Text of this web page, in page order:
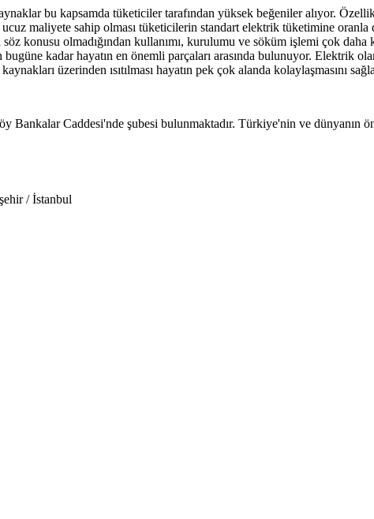
bu kapsamda tüketiciler tarafından yüksek beğeniler alıyor.
maliyete sahip olması tüketicilerin standart elektrik tüketimine oranla
konusu olmadığından kullanımı, kurulumu ve söküm işlemi çok daha
kadar hayatın en önemli parçaları arasında bulunuyor. Elektrik
üzerinden ısıtılması hayatın pek çok alanda kolaylaşmasını
Caddesi'nde şubesi bulunmaktadır. Türkiye'nin ve dünyanın
/ İstanbul